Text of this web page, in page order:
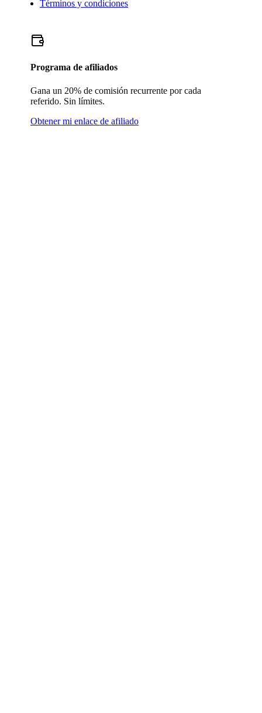
Términos y condiciones
Programa de afiliados
Gana un 20% de comisión recurrente por cada
referido. Sin límites.
Obtener mi enlace de afiliado